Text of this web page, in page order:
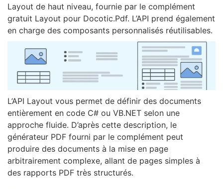
Layout de haut niveau, fournie par le complément
gratuit Layout pour Docotic.Pdf. L’API prend également
en charge des composants personnalisés réutilisables.
L’API Layout vous permet de définir des documents
entièrement en code C# ou VB.NET selon une
approche fluide. D’après cette description, le
générateur PDF fourni par le complément peut
produire des documents à la mise en page
arbitrairement complexe, allant de pages simples à
des rapports PDF très structurés.